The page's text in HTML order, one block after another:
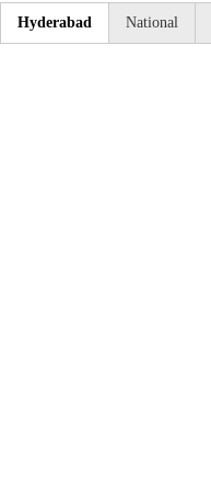
Hyderabad National